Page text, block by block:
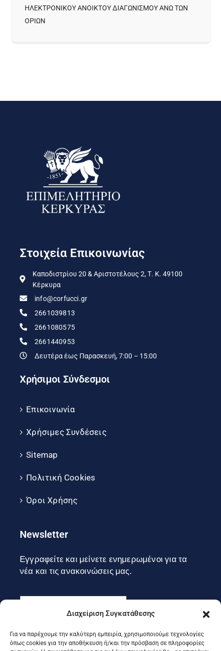
Διαχείριση Συγκατάθεσης
Για να παρέχουμε την καλύτερη εμπειρία, χρησιμοποιούμε τεχνολογίες
όπως cookies για την αποθήκευση ή/και την πρόσβαση σε πληροφορίες
ΗΛΕΚΤΡΟΝΙΚΟΥ ΑΝΟΙΚΤΟΥ ΔΙΑΓΩΝΙΣΜΟΥ ΑΝΩ ΤΩΝ
ΟΡΙΩΝ
Στοιχεία Επικοινωνίας
Καποδιστρίου 20 & Αριστοτέλους 2, Τ. Κ. 49100
Κέρκυρα
info@corfucci.gr
2661039813
2661080575
2661440953
Δευτέρα έως Παρασκευή, 7:00 – 15:00
Χρήσιμοι Σύνδεσμοι
Επικοινωνία
Χρήσιμες Συνδέσεις
Sitemap
Πολιτική Cookies
Όροι Χρήσης
Newsletter
Εγγραφείτε και μείνετε ενημερωμένοι για τα
νέα και τις ανακοινώσεις μας.
Εγγραφή